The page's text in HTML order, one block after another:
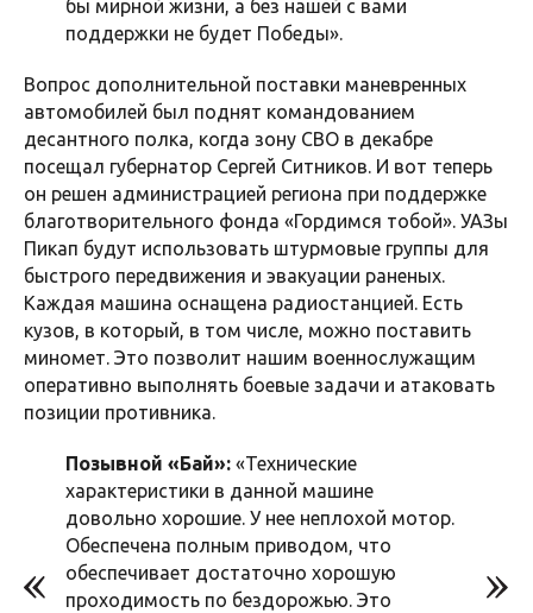
бы мирной жизни, а без нашей с вами
поддержки не будет Победы».
Вопрос дополнительной поставки маневренных
автомобилей был поднят командованием
десантного полка, когда зону СВО в декабре
посещал губернатор Сергей Ситников. И вот теперь
он решен администрацией региона при поддержке
благотворительного фонда «Гордимся тобой». УАЗы
Пикап будут использовать штурмовые группы для
быстрого передвижения и эвакуации раненых.
Каждая машина оснащена радиостанцией. Есть
кузов, в который, в том числе, можно поставить
миномет. Это позволит нашим военнослужащим
оперативно выполнять боевые задачи и атаковать
позиции противника.
Позывной «Бай»: «Технические
характеристики в данной машине
довольно хорошие. У нее неплохой мотор.
Обеспечена полным приводом, что
обеспечивает достаточно хорошую
проходимость по бездорожью. Это